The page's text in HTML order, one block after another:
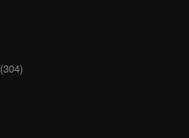
(304)